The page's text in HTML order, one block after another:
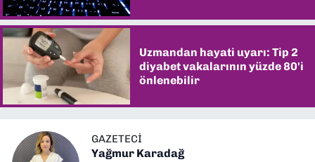
Uzmandan hayati uyarı: Tip 2
diyabet vakalarının yüzde 80'i
önlenebilir
GAZETECI
Yağmur Karadağ